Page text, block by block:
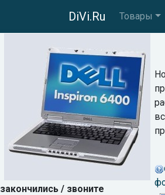
DiVi.Ru Товары
закончились / звоните